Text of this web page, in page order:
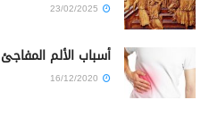
أسباب الألم